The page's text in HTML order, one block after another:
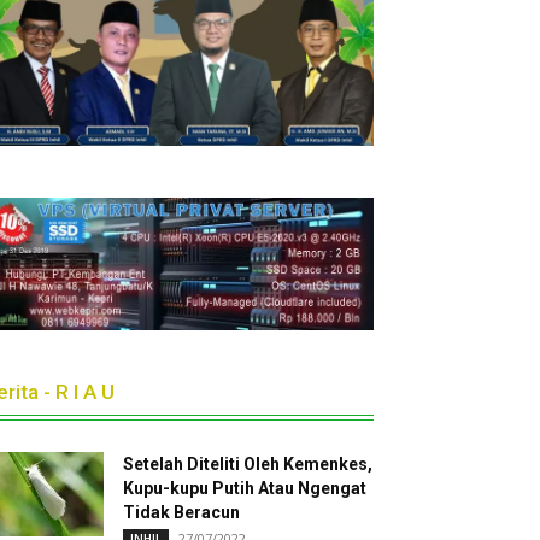
- R I A U
Setelah Diteliti Oleh Kemenkes,
Kupu-kupu Putih Atau Ngengat
Tidak Beracun